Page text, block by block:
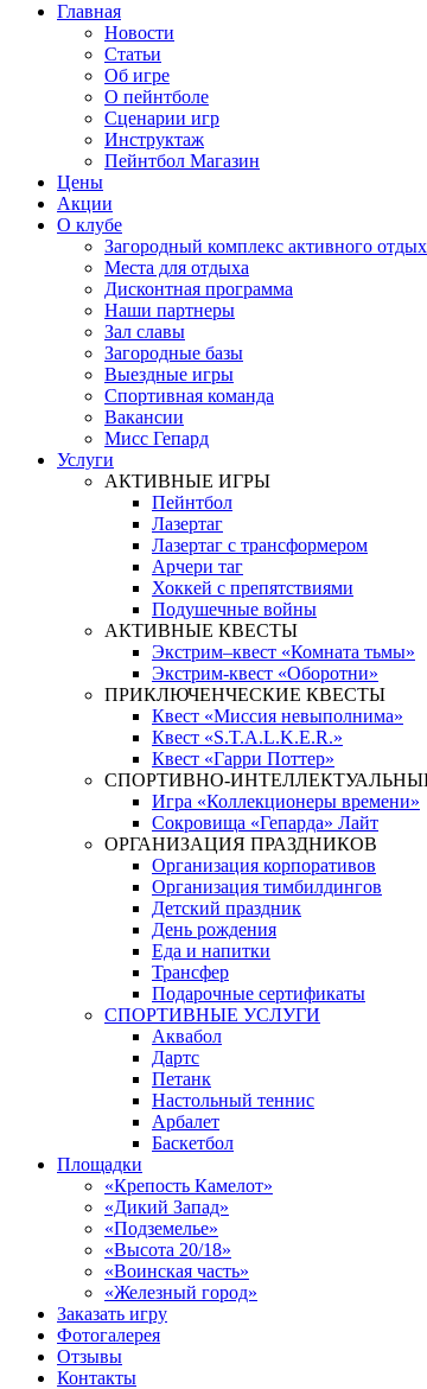
Главная
Новости
Статьи
Об игре
О пейнтболе
Сценарии игр
Инструктаж
Пейнтбол Магазин
Цены
Акции
О клубе
Загородный комплекс активного
Места для отдыха
Дисконтная программа
Наши партнеры
Зал славы
Загородные базы
Выездные игры
Спортивная команда
Вакансии
Мисс Гепард
Услуги
АКТИВНЫЕ ИГРЫ
Пейнтбол
Лазертаг
Лазертаг с трансформером
Арчери таг
Хоккей с препятствиями
Подушечные войны
АКТИВНЫЕ КВЕСТЫ
Экстрим–квест «Комната тьмы»
Экстрим-квест «Оборотни»
ПРИКЛЮЧЕНЧЕСКИЕ КВЕСТЫ
Квест «Миссия невыполнима»
Квест «S.T.A.L.K.E.R.»
Квест «Гарри Поттер»
СПОРТИВНО-
Игра «Коллекционеры времени»
Сокровища «Гепарда» Лайт
ОРГАНИЗАЦИЯ ПРАЗДНИКОВ
Организация корпоративов
Организация тимбилдингов
Детский праздник
День рождения
Еда и напитки
Трансфер
Подарочные сертификаты
СПОРТИВНЫЕ УСЛУГИ
Аквабол
Дартс
Петанк
Настольный теннис
Арбалет
Баскетбол
Площадки
«Крепость Камелот»
«Дикий Запад»
«Подземелье»
«Высота 20/18»
«Воинская часть»
«Железный город»
Заказать игру
Фотогалерея
Отзывы
Контакты